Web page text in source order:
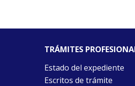
TRÁMITES
Estado del expediente
Escritos de trámite